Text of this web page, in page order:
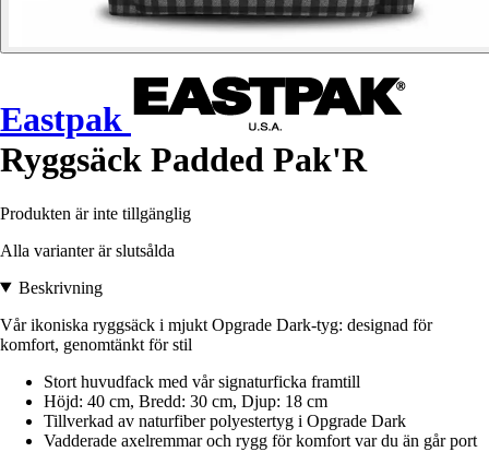
Eastpak
Ryggsäck Padded Pak'R
Produkten är inte tillgänglig
Alla varianter är slutsålda
Beskrivning
Vår ikoniska ryggsäck i mjukt Opgrade Dark-tyg: designad för
komfort, genomtänkt för stil
Stort huvudfack med vår signaturficka framtill
Höjd: 40 cm, Bredd: 30 cm, Djup: 18 cm
Tillverkad av naturfiber polyestertyg i Opgrade Dark
Vadderade axelremmar och rygg för komfort var du än går port